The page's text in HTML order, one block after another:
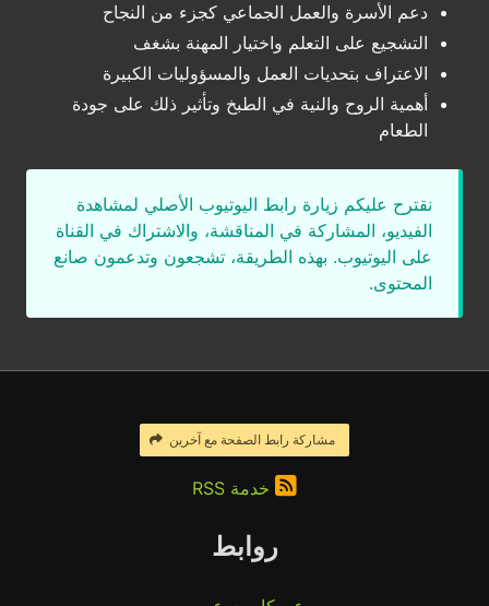
دعم الأسرة والعمل الجماعي كجزء من النجاح
التشجيع على التعلم واختيار المهنة بشغف
الاعتراف بتحديات العمل والمسؤوليات الكبيرة
أهمية الروح والنية في الطبخ وتأثير ذلك على جودة
الطعام
نقترح عليكم زيارة رابط اليوتيوب الأصلي لمشاهدة
الفيديو، المشاركة في المناقشة، والاشتراك في القناة
على اليوتيوب. بهذه الطريقة، تشجعون وتدعمون صانع
المحتوى.
مشاركة رابط الصفحة مع آخرين
خدمة RSS
روابط